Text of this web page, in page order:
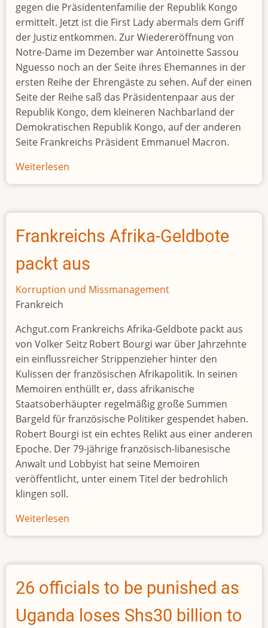
gegen die Präsidentenfamilie der Republik Kongo
ermittelt. Jetzt ist die First Lady abermals dem Griff
der Justiz entkommen. Zur Wiedereröffnung von
Notre-Dame im Dezember war Antoinette Sassou
Nguesso noch an der Seite ihres Ehemannes in der
ersten Reihe der Ehrengäste zu sehen. Auf der einen
Seite der Reihe saß das Präsidentenpaar aus der
Republik Kongo, dem kleineren Nachbarland der
Demokratischen Republik Kongo, auf der anderen
Seite Frankreichs Präsident Emmanuel Macron.
Weiterlesen
Leben
Brazzavilles
Präsidentenfamilie
in
Frankreichs Afrika-Geldbote
packt aus
Korruption und Missmanagement
Frankreich
Achgut.com Frankreichs Afrika-Geldbote packt aus
von Volker Seitz Robert Bourgi war über Jahrzehnte
ein einflussreicher Strippenzieher hinter den
Kulissen der französischen Afrikapolitik. In seinen
Memoiren enthüllt er, dass afrikanische
Staatsoberhäupter regelmäßig große Summen
Bargeld für französische Politiker gespendet haben.
Robert Bourgi ist ein echtes Relikt aus einer anderen
Epoche. Der 79-jährige französisch-libanesische
Anwalt und Lobbyist hat seine Memoiren
veröffentlicht, unter einem Titel der bedrohlich
klingen soll.
Weiterlesen
Frankreichs
Geldbote
packt
aus
26 officials to be punished as
Uganda loses Shs30 billion to